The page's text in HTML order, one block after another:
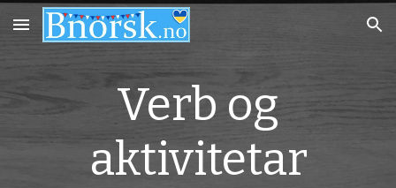
Skip to main content Skip to navigation
Verb og
aktivitetar